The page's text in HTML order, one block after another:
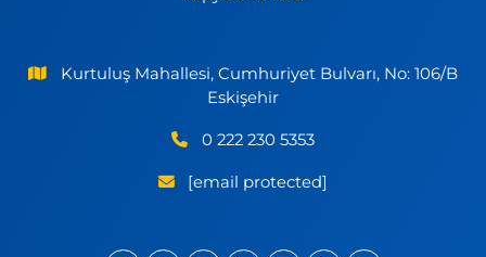
Kurtuluş Mahallesi, Cumhuriyet Bulvarı, No: 106/B
Eskişehir
0 222 230 5353
[email protected]